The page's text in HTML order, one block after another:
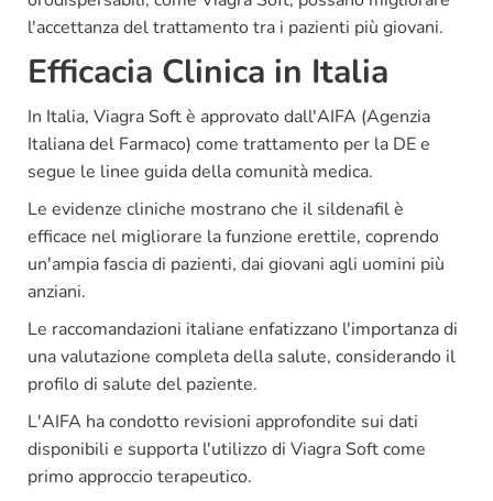
l'accettanza del trattamento tra i pazienti più giovani.
Efficacia Clinica in Italia
In Italia, Viagra Soft è approvato dall'AIFA (Agenzia
Italiana del Farmaco) come trattamento per la DE e
segue le linee guida della comunità medica.
Le evidenze cliniche mostrano che il sildenafil è
efficace nel migliorare la funzione erettile, coprendo
un'ampia fascia di pazienti, dai giovani agli uomini più
anziani.
Le raccomandazioni italiane enfatizzano l'importanza di
una valutazione completa della salute, considerando il
profilo di salute del paziente.
L'AIFA ha condotto revisioni approfondite sui dati
disponibili e supporta l'utilizzo di Viagra Soft come
primo approccio terapeutico.